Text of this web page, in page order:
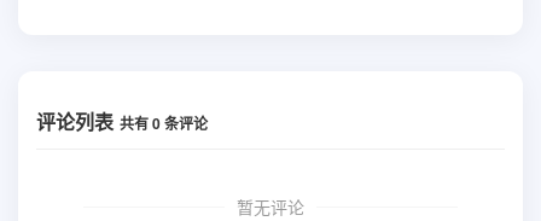
评论列表 共有0条评论
暂无评论